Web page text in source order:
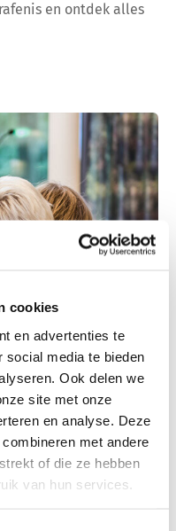
cookies
en advertenties te
social media te bieden
Ook delen we
site met onze
en analyse. Deze
met andere
of die ze hebben
van hun services.
en ontdek alles